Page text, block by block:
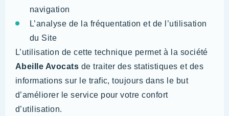
navigation
L’analyse de la fréquentation et de l’utilisation
du Site
L’utilisation de cette technique permet à la société
Abeille Avocats de traiter des statistiques et des
informations sur le trafic, toujours dans le but
d’améliorer le service pour votre confort
d’utilisation.